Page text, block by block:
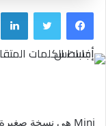
فيسبوكتويتر
Mini هي نسخة صغيرة الحجم من